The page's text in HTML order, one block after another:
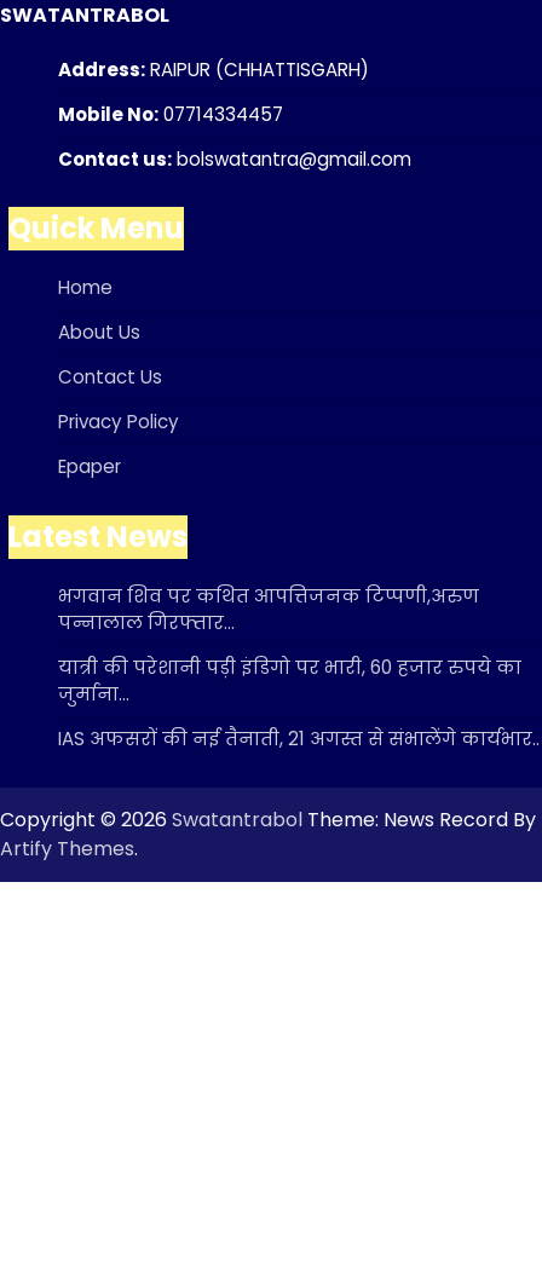
SWATANTRABOL
Address:RAIPUR (CHHATTISGARH)
Mobile No:07714334457
Contact us:bolswatantra@gmail.com
Quick Menu
Home
About Us
Contact Us
Privacy Policy
Epaper
Latest News
भगवान शिव पर कथित आपत्तिजनक टिप्पणी,अरुण
पन्नालाल गिरफ्तार…
यात्री की परेशानी पड़ी इंडिगो पर भारी, 60 हजार रुपये का
जुर्माना…
IAS अफसरों की नई तैनाती, 21 अगस्त से संभालेंगे कार्यभार..
Copyright © 2026 Swatantrabol Theme: News Record By
Artify Themes.